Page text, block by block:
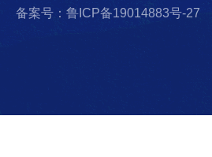
备案号：鲁ICP备19014883号-27